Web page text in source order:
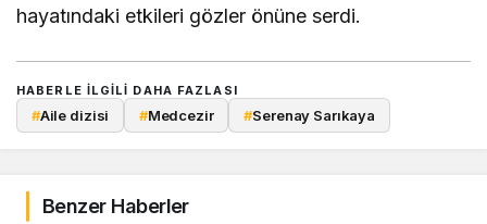
hayatındaki etkileri gözler önüne serdi.
HABERLE ILGILI DAHA FAZLASI
#Aile dizisi #Medcezir #Serenay Sarıkaya
Benzer Haberler